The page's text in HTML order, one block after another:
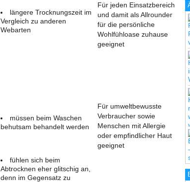
längere Trocknungszeit im
Vergleich zu anderen
Webarten
Für jeden Einsatzbereich
und damit als Allrounder
für die persönliche
Wohlfühloase zuhause
geeignet
müssen beim Waschen
behutsam behandelt werden
Für umweltbewusste
Verbraucher sowie
Menschen mit Allergie
oder empfindlicher Haut
geeignet
fühlen sich beim
Abtrocknen eher glitschig an,
denn im Gegensatz zu